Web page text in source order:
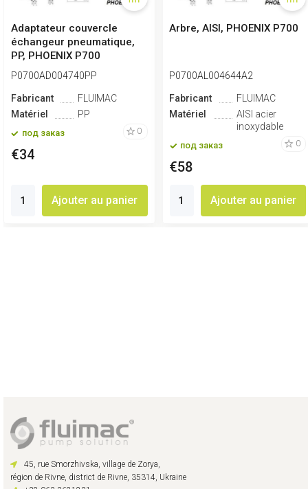
Adaptateur couvercle
échangeur pneumatique,
PP, PHOENIX P700
P0700AD004740PP
Fabricant
FLUIMAC
Matériel
PP
под заказ 0
€34
Ajouter au panier
Arbre, AISI, PHOENIX P700
P0700AL004644A2
Fabricant
FLUIMAC
Matériel
AISI acier
inoxydable
под заказ 0
€58
Ajouter au panier
45, rue Smorzhivska, village de Zorya,
région de Rivne, district de Rivne, 35314, Ukraine